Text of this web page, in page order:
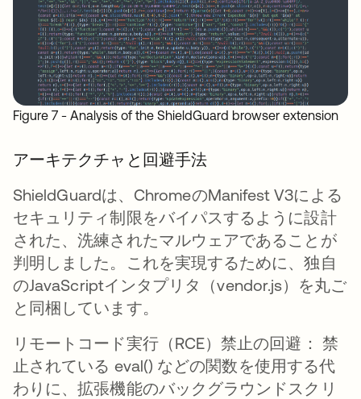
Figure 7 - Analysis of the ShieldGuard browser extension
アーキテクチャと回避手法
ShieldGuardは、ChromeのManifest V3による
セキュリティ制限をバイパスするように設計
された、洗練されたマルウェアであることが
判明しました。これを実現するために、独自
のJavaScriptインタプリタ（vendor.js）を丸ご
と同梱しています。
リモートコード実行（RCE）禁止の回避： 禁
止されている eval() などの関数を使用する代
わりに、拡張機能のバックグラウンドスクリ